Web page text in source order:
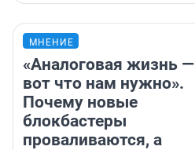
МНЕНИЕ
«Аналоговая жизнь —
вот что нам нужно».
Почему новые
блокбастеры
проваливаются, а